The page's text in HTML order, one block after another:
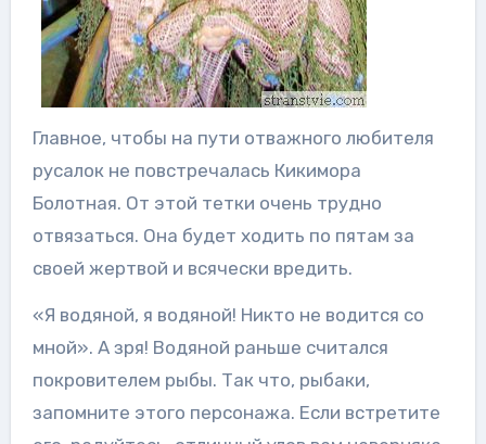
Главное, чтобы на пути отважного любителя
русалок не повстречалась Кикимора
Болотная. От этой тетки очень трудно
отвязаться. Она будет ходить по пятам за
своей жертвой и всячески вредить.
«Я водяной, я водяной! Никто не водится со
мной». А зря! Водяной раньше считался
покровителем рыбы. Так что, рыбаки,
запомните этого персонажа. Если встретите